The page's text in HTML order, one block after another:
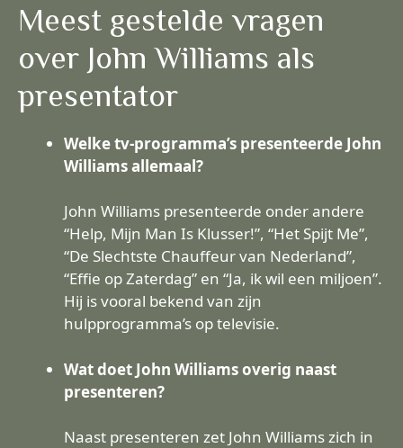
Meest gestelde vragen
over John Williams als
presentator
Welke tv-programma’s presenteerde John
Williams allemaal?
John Williams presenteerde onder andere
“Help, Mijn Man Is Klusser!”, “Het Spijt Me”,
“De Slechtste Chauffeur van Nederland”,
“Effie op Zaterdag” en “Ja, ik wil een miljoen”.
Hij is vooral bekend van zijn
hulpprogramma’s op televisie.
Wat doet John Williams overig naast
presenteren?
Naast presenteren zet John Williams zich in